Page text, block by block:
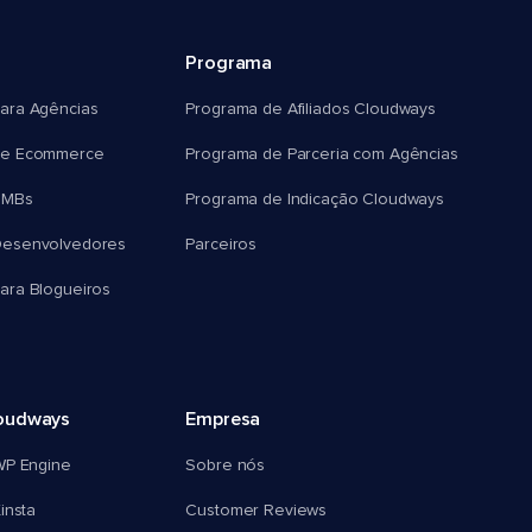
Agências
Ecommerce
Blogueiros
Programa
Programa de Afiliados Cloudways
Programa de Parceria com Agências
Programa de Indicação Cloudways
Parceiros
Engine
Empresa
Sobre nós
Customer Reviews